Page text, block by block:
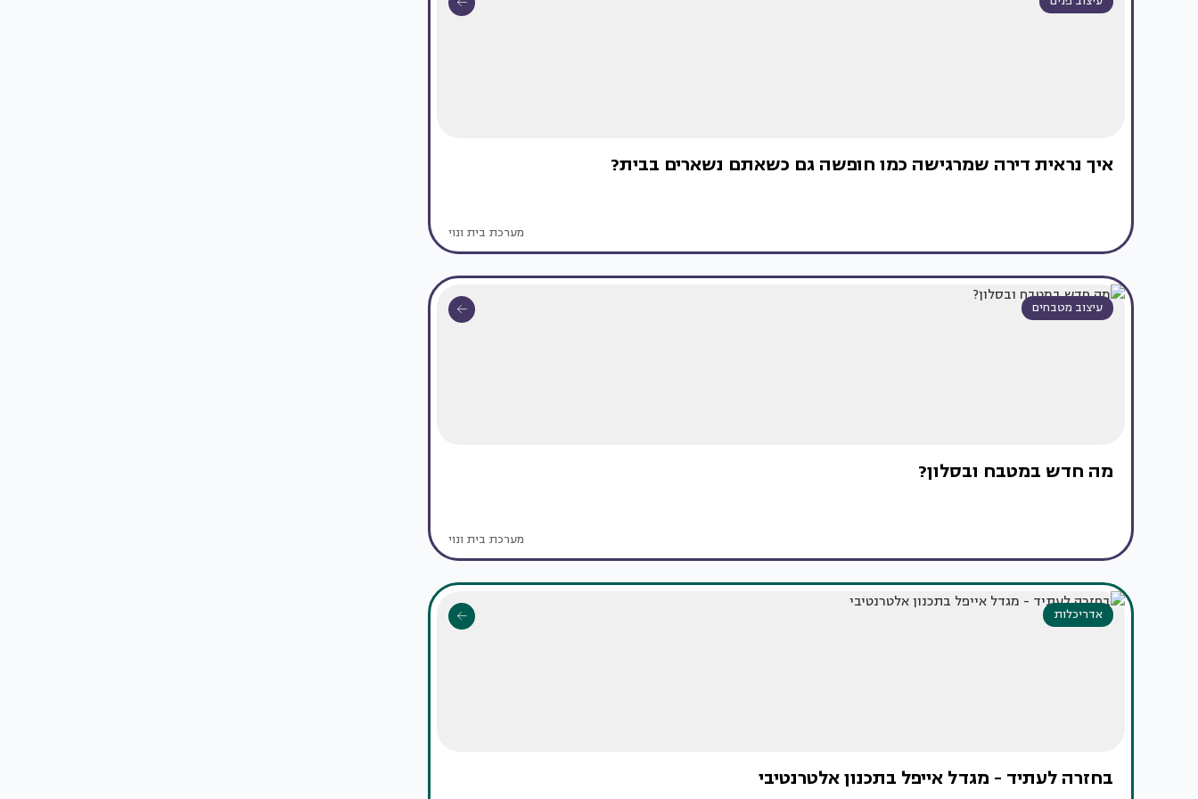
איך נראית דירה שמרגישה כמו חופשה גם כשאתם נשארים בבית?
מערכת בית ונוי
עיצוב מטבחים
מה חדש במטבח ובסלון?
מערכת בית ונוי
אדריכלות
בחזרה לעתיד - מגדל אייפל בתכנון אלטרנטיבי